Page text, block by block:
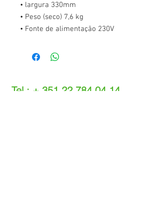
• largura 330mm
• Peso (seco) 7,6 kg
• Fonte de alimentação 230V
Tel.: + 351 22 784 04 14